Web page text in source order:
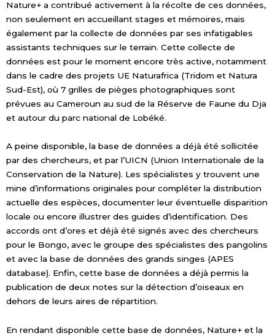
Nature+ a contribué activement à la récolte de ces données,
non seulement en accueillant stages et mémoires, mais
également par la collecte de données par ses infatigables
assistants techniques sur le terrain. Cette collecte de
données est pour le moment encore très active, notamment
dans le cadre des projets UE Naturafrica (Tridom et Natura
Sud-Est), où 7 grilles de pièges photographiques sont
prévues au Cameroun au sud de la Réserve de Faune du Dja
et autour du parc national de Lobéké.
A peine disponible, la base de données a déjà été sollicitée
par des chercheurs, et par l’UICN (Union Internationale de la
Conservation de la Nature). Les spécialistes y trouvent une
mine d’informations originales pour compléter la distribution
actuelle des espèces, documenter leur éventuelle disparition
locale ou encore illustrer des guides d’identification. Des
accords ont d’ores et déjà été signés avec des chercheurs
pour le Bongo, avec le groupe des spécialistes des pangolins
et avec la base de données des grands singes (APES
database). Enfin, cette base de données a déjà permis la
publication de deux notes sur la détection d’oiseaux en
dehors de leurs aires de répartition.
En rendant disponible cette base de données, Nature+ et la